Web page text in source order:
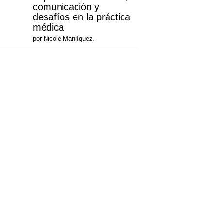
comunicación y
desafíos en la práctica
médica
por Nicole Manríquez.